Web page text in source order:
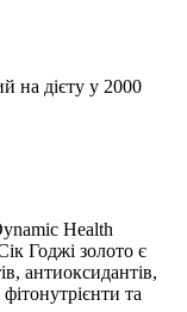
на дієту у 2000
Health
Годжі золото є
антиоксидантів,
та